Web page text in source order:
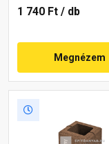
1 740 Ft / db
Megnézem